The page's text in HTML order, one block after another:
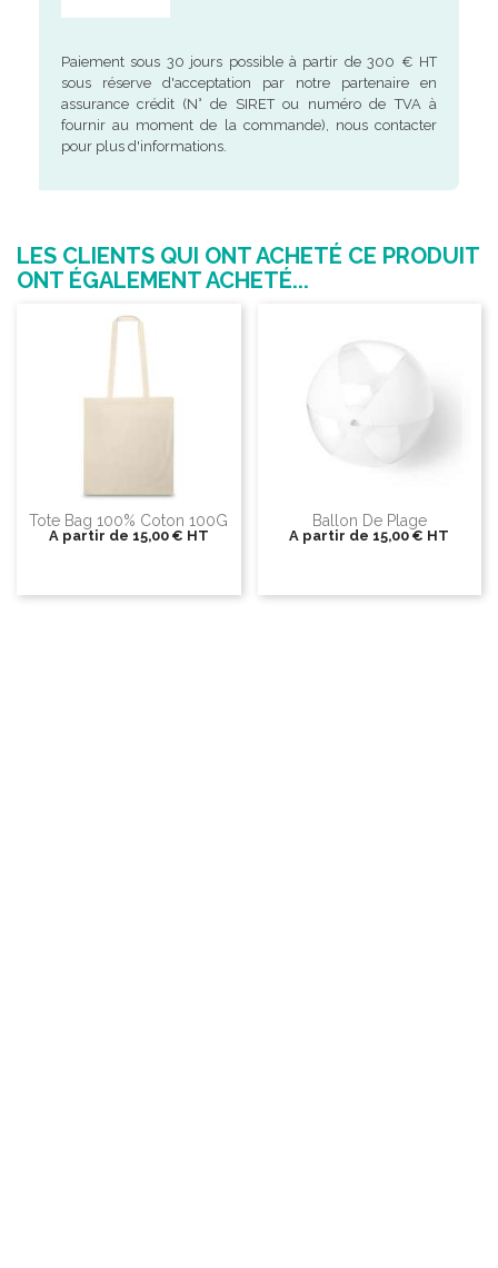
Paiement sous 30 jours possible à partir de 300 € HT
sous réserve d'acceptation par notre partenaire en
assurance crédit (N° de SIRET ou numéro de TVA à
fournir au moment de la commande), nous contacter
pour plus d'informations.
LES CLIENTS QUI ONT ACHETÉ CE PRODUIT
ONT ÉGALEMENT ACHETÉ...
Tote Bag 100% Coton 100G
A partir de 15,00 € HT
Ballon De Plage
A partir de 15,00 € HT